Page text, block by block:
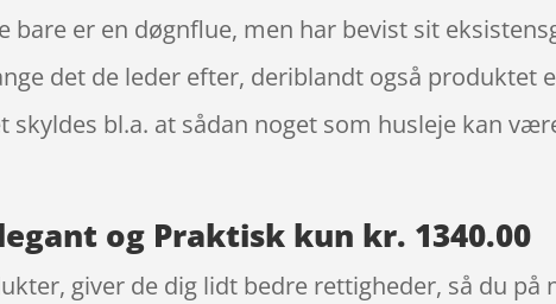
bare er en døgnflue, men har bevist sit
det de leder efter, deriblandt også produktet
bl.a. at sådan noget som husleje kan
og Praktisk kun kr. 1340.00
giver de dig lidt bedre rettigheder, så du på